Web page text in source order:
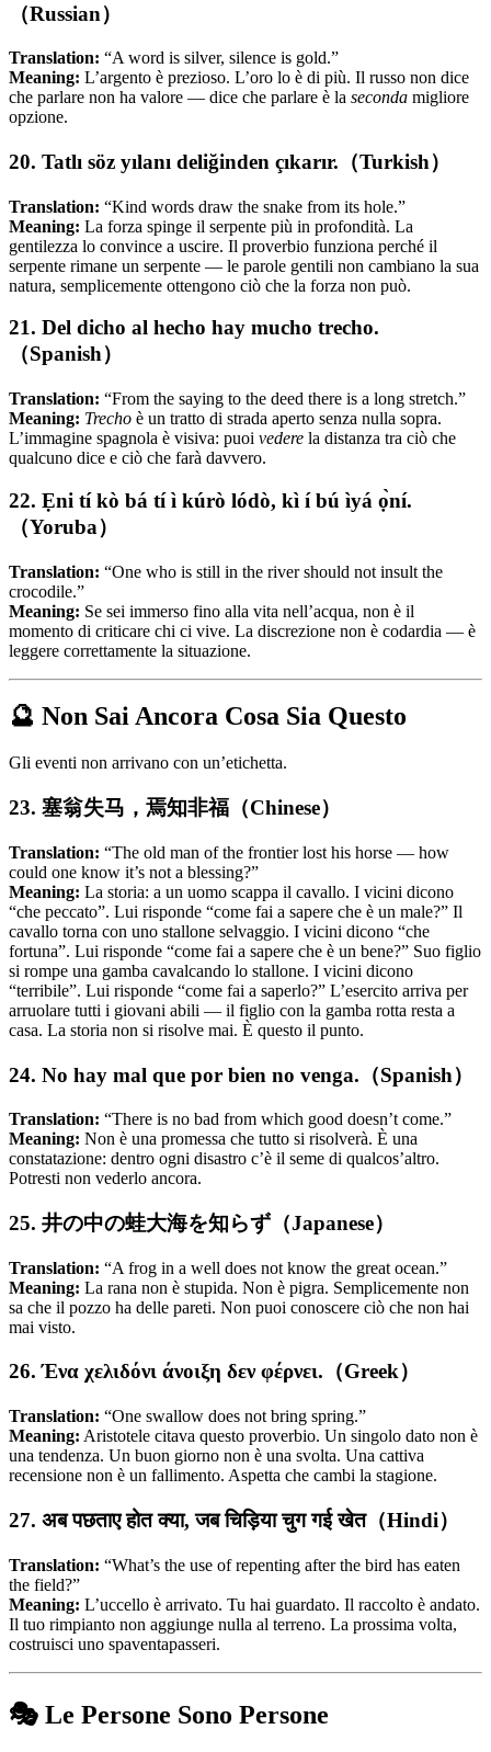
（Russian）
Translation: “A word is silver, silence is gold.”
Meaning: L’argento è prezioso. L’oro lo è di più. Il russo non dice
che parlare non ha valore — dice che parlare è la seconda migliore
opzione.
20. Tatlı söz yılanı deliğinden çıkarır.（Turkish）
Translation: “Kind words draw the snake from its hole.”
Meaning: La forza spinge il serpente più in profondità. La
gentilezza lo convince a uscire. Il proverbio funziona perché il
serpente rimane un serpente — le parole gentili non cambiano la sua
natura, semplicemente ottengono ciò che la forza non può.
21. Del dicho al hecho hay mucho trecho.
（Spanish）
Translation: “From the saying to the deed there is a long stretch.”
Meaning: Trecho è un tratto di strada aperto senza nulla sopra.
L’immagine spagnola è visiva: puoi vedere la distanza tra ciò che
qualcuno dice e ciò che farà davvero.
22. Ẹni tí kò bá tí ì kúrò lódò, kì í bú ìyá ọ̀ní.
（Yoruba）
Translation: “One who is still in the river should not insult the
crocodile.”
Meaning: Se sei immerso fino alla vita nell’acqua, non è il
momento di criticare chi ci vive. La discrezione non è codardia — è
leggere correttamente la situazione.
🔮 Non Sai Ancora Cosa Sia Questo
Gli eventi non arrivano con un’etichetta.
23. 塞翁失马，焉知非福（Chinese）
Translation: “The old man of the frontier lost his horse — how
could one know it’s not a blessing?”
Meaning: La storia: a un uomo scappa il cavallo. I vicini dicono
“che peccato”. Lui risponde “come fai a sapere che è un male?” Il
cavallo torna con uno stallone selvaggio. I vicini dicono “che
fortuna”. Lui risponde “come fai a sapere che è un bene?” Suo figlio
si rompe una gamba cavalcando lo stallone. I vicini dicono
“terribile”. Lui risponde “come fai a saperlo?” L’esercito arriva per
arruolare tutti i giovani abili — il figlio con la gamba rotta resta a
casa. La storia non si risolve mai. È questo il punto.
24. No hay mal que por bien no venga.（Spanish）
Translation: “There is no bad from which good doesn’t come.”
Meaning: Non è una promessa che tutto si risolverà. È una
constatazione: dentro ogni disastro c’è il seme di qualcos’altro.
Potresti non vederlo ancora.
25. 井の中の蛙大海を知らず（Japanese）
Translation: “A frog in a well does not know the great ocean.”
Meaning: La rana non è stupida. Non è pigra. Semplicemente non
sa che il pozzo ha delle pareti. Non puoi conoscere ciò che non hai
mai visto.
26. Ένα χελιδόνι άνοιξη δεν φέρνει.（Greek）
Translation: “One swallow does not bring spring.”
Meaning: Aristotele citava questo proverbio. Un singolo dato non è
una tendenza. Un buon giorno non è una svolta. Una cattiva
recensione non è un fallimento. Aspetta che cambi la stagione.
27. अब पछताए होत क्या, जब चिड़िया चुग गई खेत（Hindi）
Translation: “What’s the use of repenting after the bird has eaten
the field?”
Meaning: L’uccello è arrivato. Tu hai guardato. Il raccolto è andato.
Il tuo rimpianto non aggiunge nulla al terreno. La prossima volta,
costruisci uno spaventapasseri.
🎭 Le Persone Sono Persone